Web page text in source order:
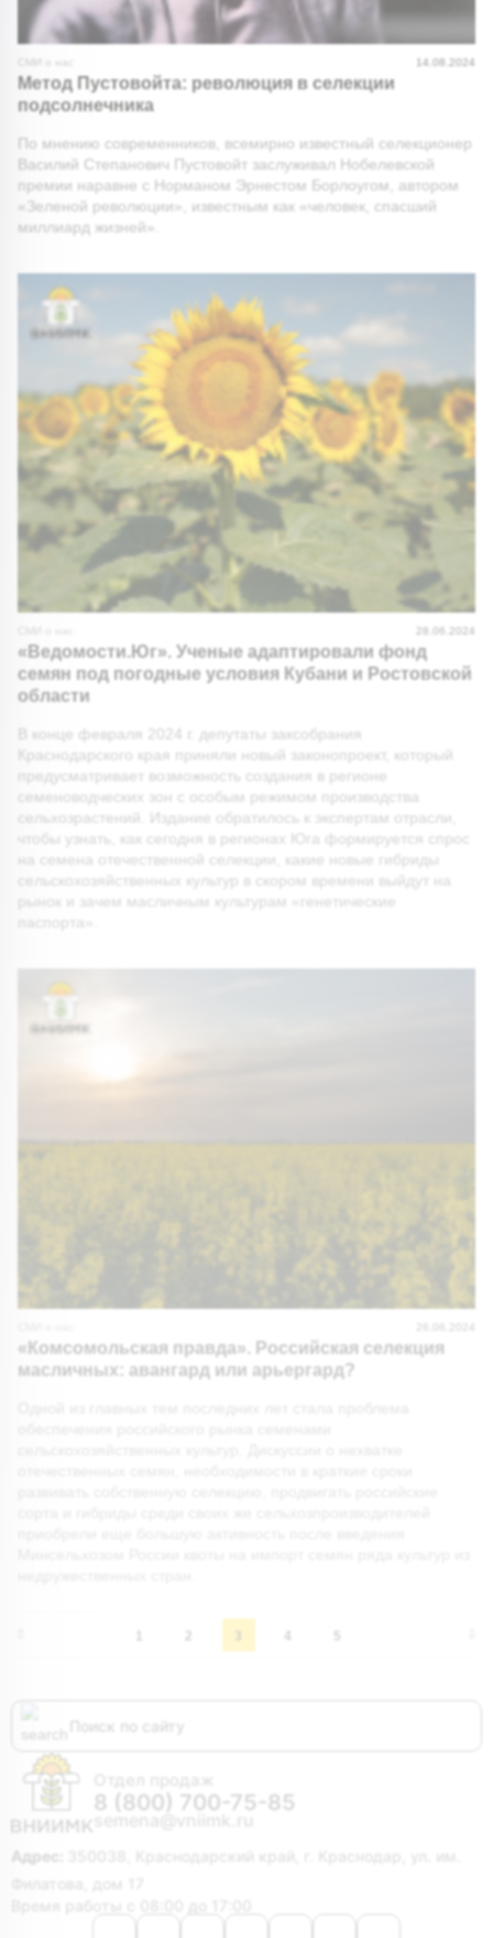
СМИ о нас 14.08.2024
Метод Пустовойта: революция в селекции
подсолнечника
По мнению современников, всемирно известный селекционер
Василий Степанович Пустовойт заслуживал Нобелевской
премии наравне с Норманом Эрнестом Борлоугом, автором
«Зеленой революции», известным как «человек, спасший
миллиард жизней».
28.06.2024
«Ведомости.Юг». Ученые адаптировали фонд
семян под погодные условия Кубани и Ростовской
области
В конце февраля 2024 г. депутаты заксобрания
Краснодарского края приняли новый законопроект, который
предусматривает возможность создания в регионе
семеноводческих зон с особым режимом производства
сельхозрастений. Издание обратилось к экспертам отрасли,
чтобы узнать, как сегодня в регионах Юга формируется спрос
на семена отечественной селекции, какие новые гибриды
сельскохозяйственных культур в скором времени выйдут на
рынок и зачем масличным культурам «генетические
«Комсомольская правда». Российская селекция
масличных: авангард или арьергард?
Отдел продаж
8 (800) 700-75-85
semena@vniimk.ru
Адрес: